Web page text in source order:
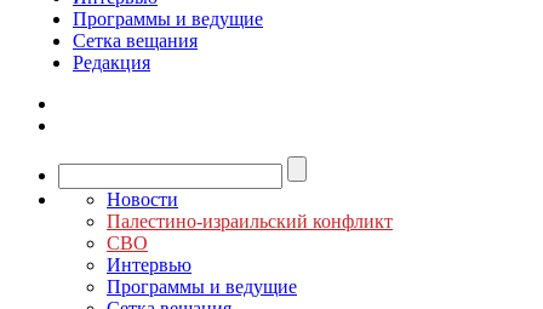
Программы и ведущие
Сетка вещания
Редакция
Новости
Палестино-израильский конфликт
СВО
Интервью
Программы и ведущие